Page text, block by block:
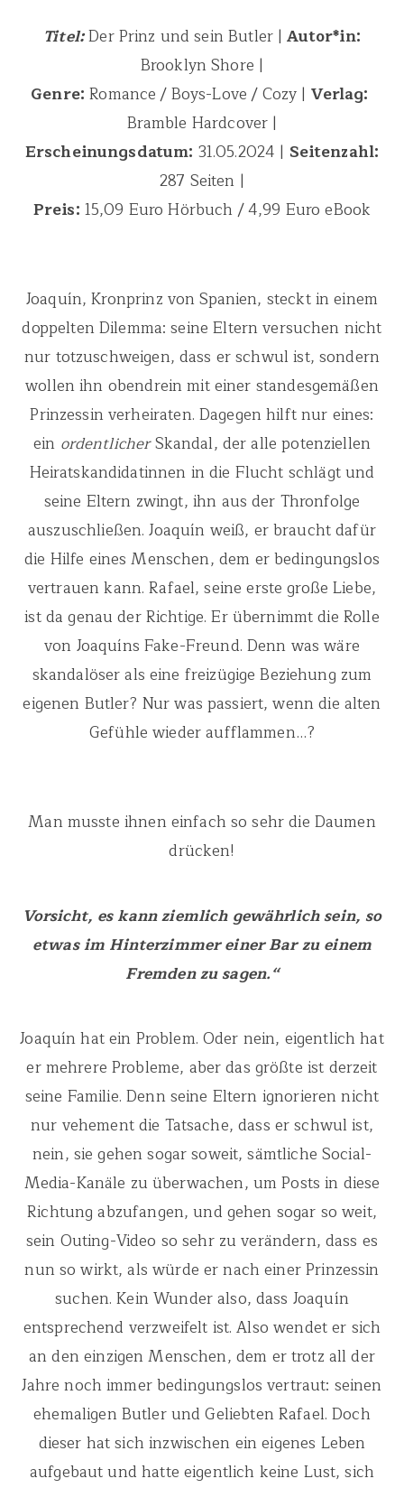
Titel:Der Prinz und sein Butler |Autor*in:
Brooklyn Shore |
Genre: Romance / Boys-Love / Cozy | Verlag:
Bramble Hardcover |
Erscheinungsdatum: 31.05.2024 | Seitenzahl:
287 Seiten |
Preis: 15,09 Euro Hörbuch / 4,99 Euro eBook
Joaquín, Kronprinz von Spanien, steckt in einem
doppelten Dilemma: seine Eltern versuchen nicht
nur totzuschweigen, dass er schwul ist, sondern
wollen ihn obendrein mit einer standesgemäßen
Prinzessin verheiraten. Dagegen hilft nur eines:
ein ordentlicherSkandal, der alle potenziellen
Heiratskandidatinnen in die Flucht schlägt und
seine Eltern zwingt, ihn aus der Thronfolge
auszuschließen. Joaquín weiß, er braucht dafür
die Hilfe eines Menschen, dem er bedingungslos
vertrauen kann. Rafael, seine erste große Liebe,
ist da genau der Richtige. Er übernimmt die Rolle
von Joaquíns Fake-Freund. Denn was wäre
skandalöser als eine freizügige Beziehung zum
eigenen Butler? Nur was passiert, wenn die alten
Gefühle wieder aufflammen…?
Man musste ihnen einfach so sehr die Daumen
drücken!
Vorsicht, es kann ziemlich gewährlich sein, so
etwas im Hinterzimmer einer Bar zu einem
Fremden zu sagen.“
Joaquín hat ein Problem. Oder nein, eigentlich hat
er mehrere Probleme, aber das größte ist derzeit
seine Familie. Denn seine Eltern ignorieren nicht
nur vehement die Tatsache, dass er schwul ist,
nein, sie gehen sogar soweit, sämtliche Social-
Media-Kanäle zu überwachen, um Posts in diese
Richtung abzufangen, und gehen sogar so weit,
sein Outing-Video so sehr zu verändern, dass es
nun so wirkt, als würde er nach einer Prinzessin
suchen. Kein Wunder also, dass Joaquín
entsprechend verzweifelt ist. Also wendet er sich
an den einzigen Menschen, dem er trotz all der
Jahre noch immer bedingungslos vertraut: seinen
ehemaligen Butler und Geliebten Rafael. Doch
dieser hat sich inzwischen ein eigenes Leben
aufgebaut und hatte eigentlich keine Lust, sich